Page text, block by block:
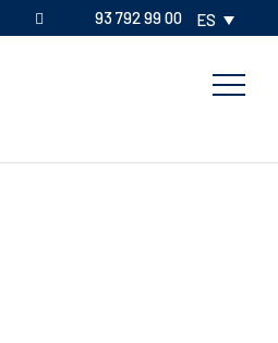
93 792 99 00 ES